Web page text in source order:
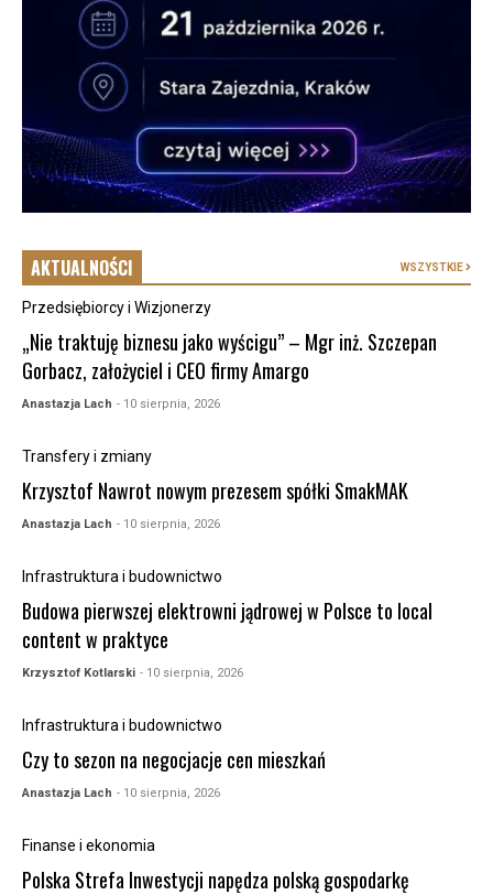
AKTUALNOŚCI WSZYSTKIE
Przedsiębiorcy i Wizjonerzy
„Nie traktuję biznesu jako wyścigu” – Mgr inż. Szczepan
Gorbacz, założyciel i CEO firmy Amargo
Anastazja Lach - 10 sierpnia, 2026
Transfery i zmiany
Krzysztof Nawrot nowym prezesem spółki SmakMAK
Anastazja Lach - 10 sierpnia, 2026
Infrastruktura i budownictwo
Budowa pierwszej elektrowni jądrowej w Polsce to local
content w praktyce
Krzysztof Kotlarski - 10 sierpnia, 2026
Infrastruktura i budownictwo
Czy to sezon na negocjacje cen mieszkań
Anastazja Lach - 10 sierpnia, 2026
Finanse i ekonomia
Polska Strefa Inwestycji napędza polską gospodarkę